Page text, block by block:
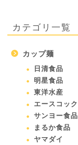
カテゴリ一覧
カップ麺
日清食品
明星食品
東洋水産
エースコック
サンヨー食品
まるか食品
ヤマダイ